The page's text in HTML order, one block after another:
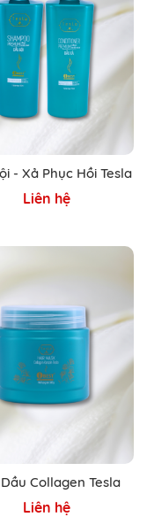
- Xả Phục Hồi Tesla
Liên hệ
Collagen Tesla
Liên hệ